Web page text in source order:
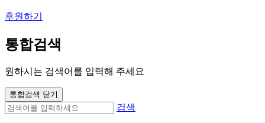
후원하기
통합검색
원하시는 검색어를 입력해 주세요
통합검색 닫기
검색